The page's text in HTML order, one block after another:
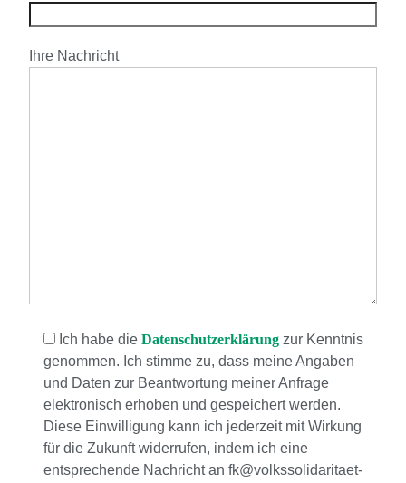
Ihre Nachricht
Ich habe die Datenschutzerklärung zur Kenntnis
genommen. Ich stimme zu, dass meine Angaben
und Daten zur Beantwortung meiner Anfrage
elektronisch erhoben und gespeichert werden.
Diese Einwilligung kann ich jederzeit mit Wirkung
für die Zukunft widerrufen, indem ich eine
entsprechende Nachricht an fk@volkssolidaritaet-